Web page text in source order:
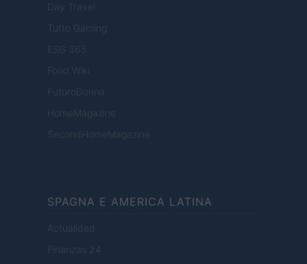
Day Travel
Tutto Gaming
ESG 365
Food Wiki
FuturoDonna
HomeMagazine
SecondHomeMagazine
SPAGNA E AMERICA LATINA
Actualidad
Finanzas 24